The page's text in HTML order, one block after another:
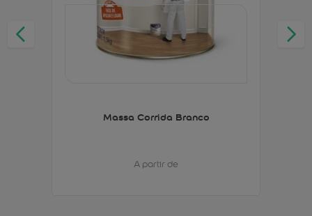
Massa Corrida Branco
A partir de